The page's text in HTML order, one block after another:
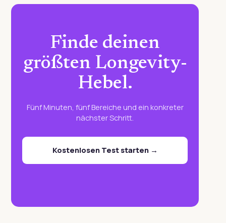
Finde deinen
größten Longevity-
Hebel.
Fünf Minuten, fünf Bereiche und ein konkreter
nächster Schritt.
Kostenlosen Test starten →